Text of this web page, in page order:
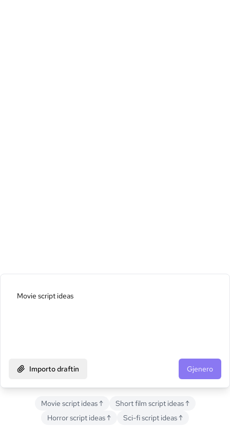
Importo draftin Gjenero
Movie script ideas↑ Short film script ideas↑
Horror script ideas↑ Sci-fi script ideas↑